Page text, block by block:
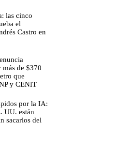
las cinco
el
Castro en
de $370
que
y CENIT
por la IA:
UU. están
sacarlos del